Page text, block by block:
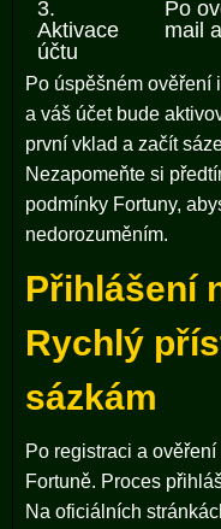
3.
Aktivace
účtu
Po
mail
Po úspěšném ověření
a váš účet bude
první vklad a začít
Nezapomeňte si
podmínky Fortuny,
nedorozuměním.
Přihlášení
Rychlý
sázkám
Po registraci a
Fortuně. Proces
Na oficiálních